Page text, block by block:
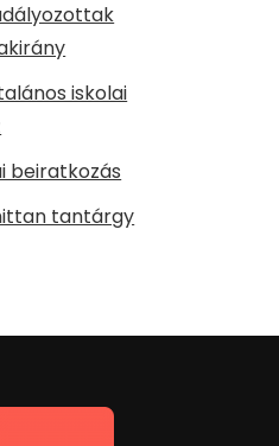
iskolai
beiratkozás
tantárgy